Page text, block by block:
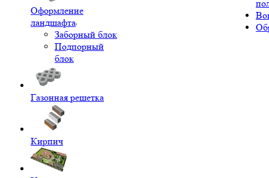
Оформление
ландшафта
Заборный блок
Подпорный
блок
Газонная решетка
Кирпич